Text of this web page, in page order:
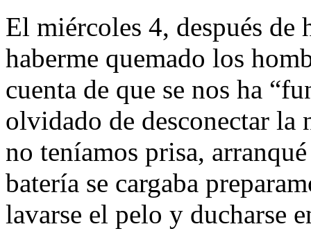
El miércoles 4, después
haberme quemado los
cuenta de que se nos ha
olvidado de desconectar la
no teníamos prisa,
batería se cargaba
lavarse el pelo y ducharse